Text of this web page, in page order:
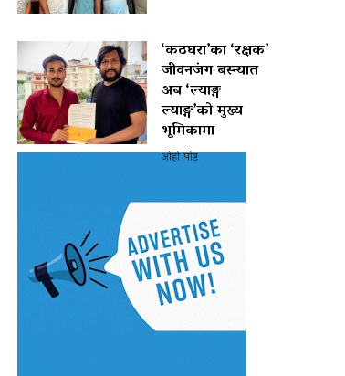
‘कठघरा’का ‘रक्षक’
जीवनजंग बस्न्यात
अब ‘ल्याङ्ग
ल्याङ्ग’को मुख्य
भूमिकामा
ओहो पोष्ट